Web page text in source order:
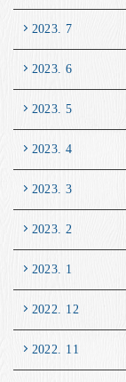
2023. 7
2023. 6
2023. 5
2023. 4
2023. 3
2023. 2
2023. 1
2022. 12
2022. 11